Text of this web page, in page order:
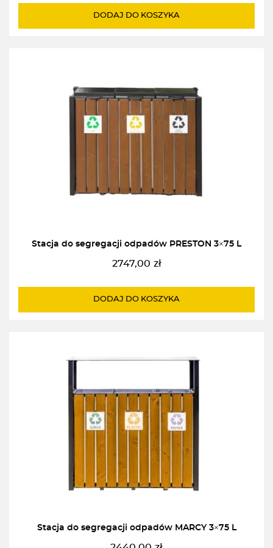
DODAJ DO KOSZYKA
Stacja do segregacji odpadów PRESTON 3×75 L
2747,00 zł
DODAJ DO KOSZYKA
Stacja do segregacji odpadów MARCY 3×75 L